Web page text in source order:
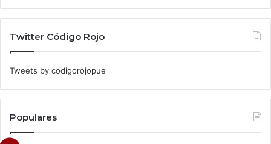
Twitter Código Rojo
Tweets by codigorojopue
Populares